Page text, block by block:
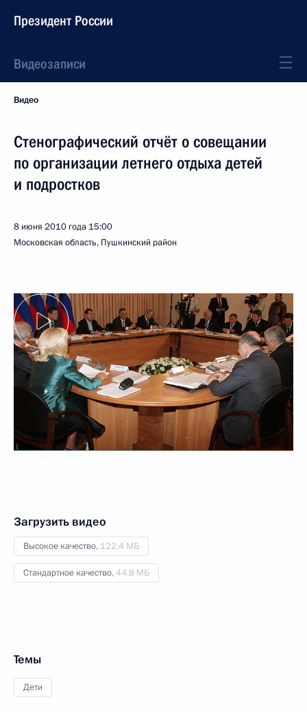
Президент России
Видеозаписи
Видео
Стенографический отчёт о совещании
по организации летнего отдыха детей
и подростков
8 июня 2010 года 15:00
Московская область, Пушкинский район
Загрузить видео
Высокое качество, 122.4 МБ
Стандартное качество,44.8 МБ
Темы
Дети